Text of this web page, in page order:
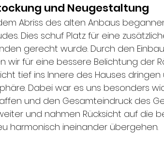
und Neugestaltung
Abriss des alten Anbaus
Dies schuf Platz für eine
gerecht wurde. Durch den
wir für eine bessere Belichtung der
tief ins Innere des Hauses
Dabei war es uns besonders
und den Gesamteindruck des
und nahmen Rücksicht auf die
harmonisch ineinander übergehen.